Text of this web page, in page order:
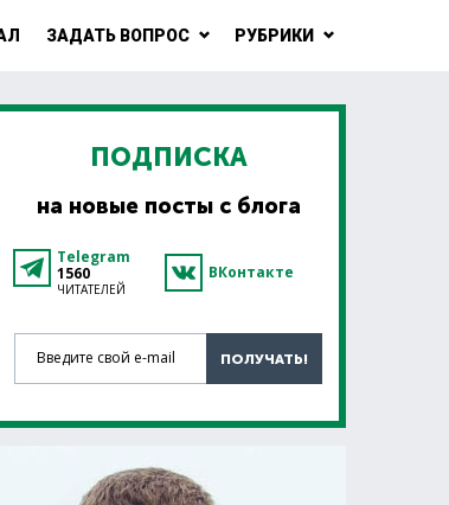
ЗАДАТЬ ВОПРОС РУБРИКИ
ПОДПИСКА
на новые посты с блога
Telegram
1560
ЧИТАТЕЛЕЙ
ВКонтакте
Введите свой e-mail
ПОЛУЧАТЬ!